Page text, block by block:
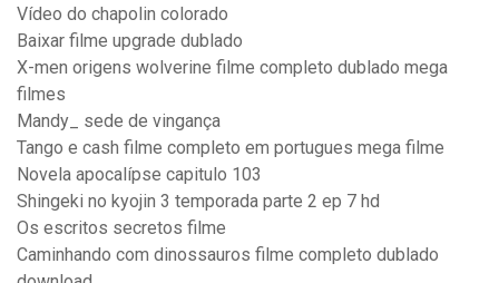
Vídeo do chapolin colorado
Baixar filme upgrade dublado
X-men origens wolverine filme completo dublado mega
filmes
Mandy_ sede de vingança
Tango e cash filme completo em portugues mega filme
Novela apocalípse capitulo 103
Shingeki no kyojin 3 temporada parte 2 ep 7 hd
Os escritos secretos filme
Caminhando com dinossauros filme completo dublado